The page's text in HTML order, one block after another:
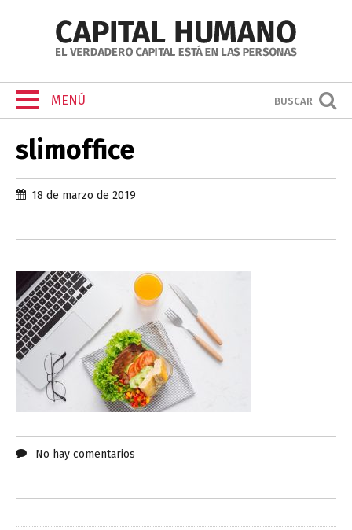
MENÚ BUSCAR
slimoffice
18 de marzo de 2019
No hay comentarios